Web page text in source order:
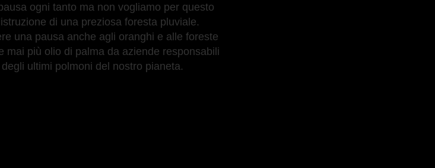
ogni tanto ma non vogliamo per questo
di una preziosa foresta pluviale.
una pausa anche agli oranghi e alle foreste
mai più olio di palma da aziende responsabili
ultimi polmoni del nostro pianeta.